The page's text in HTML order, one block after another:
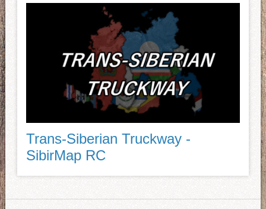
Trans-Siberian Truckway -
SibirMap RC